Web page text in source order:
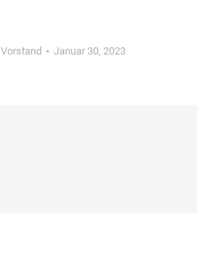
Vorstand Januar 30, 2023